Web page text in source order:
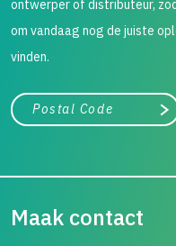
ontwerper of distributeur,
om vandaag nog de juiste
vinden.
City, state, or zip/postal code
Maak contact